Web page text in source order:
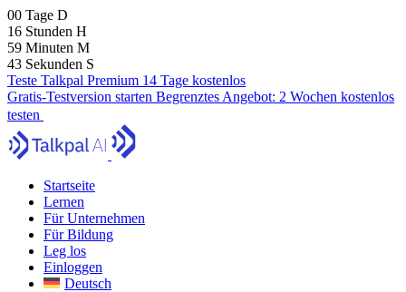
00 Tage D
16 Stunden H
59 Minuten M
41 Sekunden S
Teste Talkpal Premium 14 Tage kostenlos
Gratis-Testversion starten Begrenztes Angebot: 2 Wochen kostenlos
testen
Startseite
Lernen
Für Unternehmen
Für Bildung
Leg los
Einloggen
Deutsch